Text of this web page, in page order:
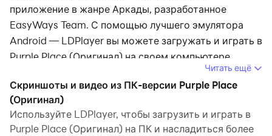
приложение в жанре Аркады, разработанное
EasyWays Team. С помощью лучшего эмулятора
Android — LDPlayer вы можете загружать и играть в
Purple Place (Оригинал) на своем компьютере.
Запустив Purple Place (Оригинал) на компьютере,
вы сможете четко просматривать страницы на
большом экране, а управлять приложениями с
помощью мыши и клавиатуры происходит намного
Читать ещё
Скриншоты и видео из ПК-версии Purple Place
(Оригинал)
Используйте LDPlayer, чтобы загрузить и играть в
Purple Place (Оригинал) на ПК и насладиться более